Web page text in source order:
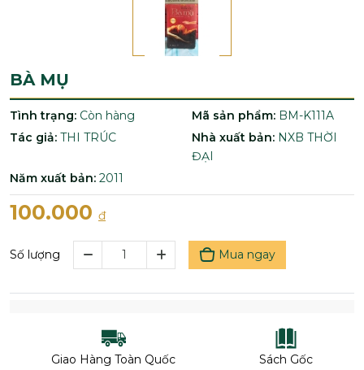
BÀ MỤ
Tình trạng: Còn hàng Mã sản phẩm: BM-K111A
Tác giả: THI TRÚC Nhà xuất bản: NXB THỜI
ĐẠI
Năm xuất bản: 2011
100.000 đ
Số lượng Mua ngay
Giao Hàng Toàn Quốc Sách Gốc